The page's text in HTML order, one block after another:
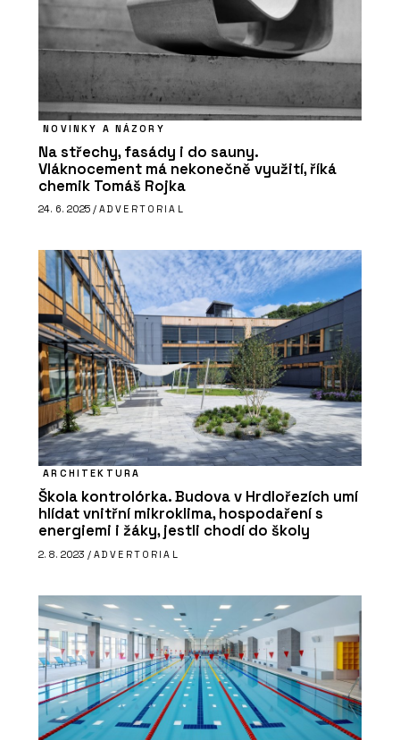
NOVINKY A NÁZORY
Na střechy, fasády i do sauny.
Vláknocement má nekonečně využití, říká
chemik Tomáš Rojka
24. 6. 2025 / ADVERTORIAL
ARCHITEKTURA
Škola kontrolórka. Budova v Hrdlořezích umí
hlídat vnitřní mikroklima, hospodaření s
energiemi i žáky, jestli chodí do školy
2. 8. 2023 / ADVERTORIAL